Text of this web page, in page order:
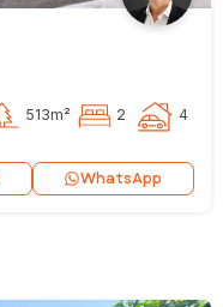
513m² 2 4
WhatsApp